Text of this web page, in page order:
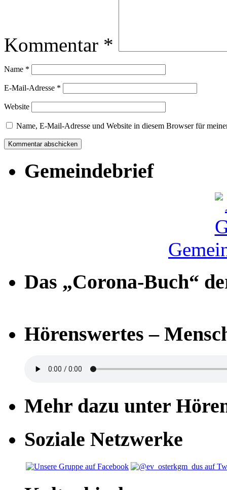
Kommentar *
Name *
E-Mail-Adresse *
Website
Name, E-Mail-Adresse und Website in diesem Browser für
Gemeindebrief
Das „Corona-Buch“
Hörenswertes –
Mehr dazu unter
Soziale Netzwerke